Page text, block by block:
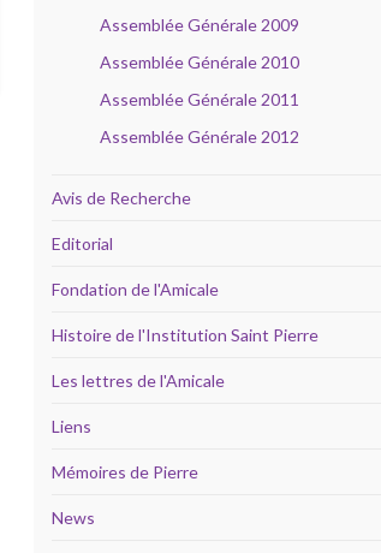
Assemblée Générale 2009
Assemblée Générale 2010
Assemblée Générale 2011
Assemblée Générale 2012
Avis de Recherche
Editorial
Fondation de l'Amicale
Histoire de l'Institution Saint Pierre
Les lettres de l'Amicale
Liens
Mémoires de Pierre
News